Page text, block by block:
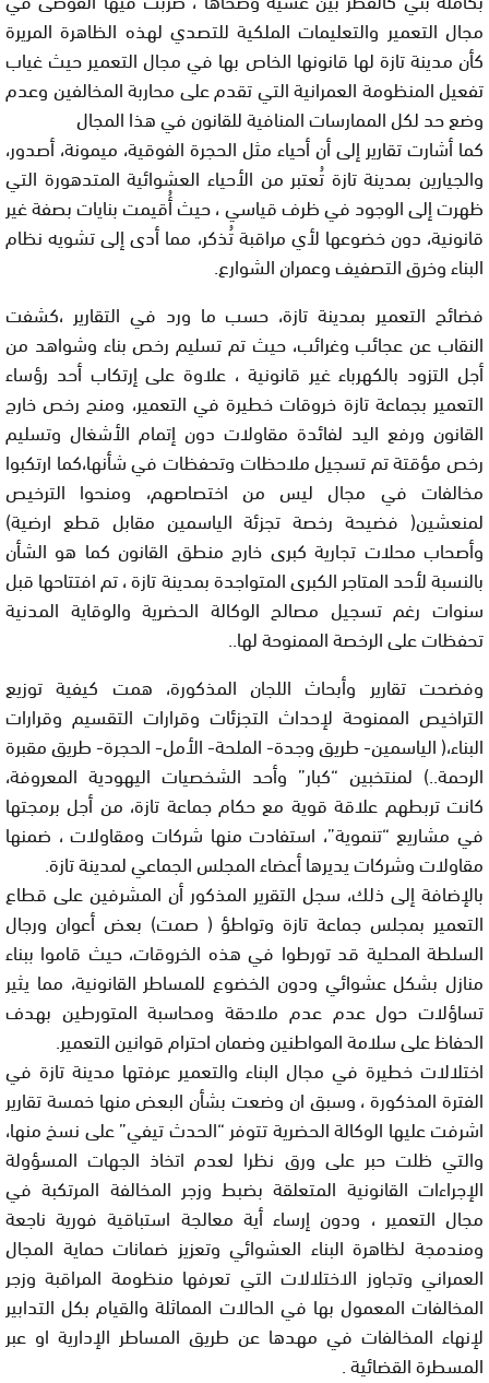
مجال التعمير والتعليمات الملكية للتصدي لهذه الظاهرة المريرة
كأن مدينة تازة لها قانونها الخاص بها في مجال التعمير حيث غياب
تفعيل المنظومة العمرانية التي تقدم على محاربة المخالفين وعدم
وضع حد لكل الممارسات المنافية للقانون في هذا المجال
كما أشارت تقارير إلى أن أحياء مثل الحجرة الفوقية، ميمونة، أصدور،
والجيارين بمدينة تازة تُعتبر من الأحياء العشوائية المتدهورة التي
ظهرت إلى الوجود في ظرف قياسي ، حيث أُقيمت بنايات بصفة غير
قانونية، دون خضوعها لأي مراقبة تُذكر، مما أدى إلى تشويه نظام
البناء وخرق التصفيف وعمران الشوارع.
فضائح التعمير بمدينة تازة، حسب ما ورد في التقارير ،كشفت
النقاب عن عجائب وغرائب، حيث تم تسليم رخص بناء وشواهد من
أجل التزود بالكهرباء غير قانونية ، علاوة على إرتكاب أحد رؤساء
التعمير بجماعة تازة خروقات خطيرة في التعمير، ومنح رخص خارج
القانون ورفع اليد لفائدة مقاولات دون إتمام الأشغال وتسليم
رخص مؤقتة تم تسجيل ملاحظات وتحفظات في شأنها،كما ارتكبوا
مخالفات في مجال ليس من اختصاصهم، ومنحوا الترخيص
لمنعشين( فضيحة رخصة تجزئة الياسمين مقابل قطع ارضية)
وأصحاب محلات تجارية كبرى خارج منطق القانون كما هو الشأن
بالنسبة لأحد المتاجر الكبرى المتواجدة بمدينة تازة ، تم افتتاحها قبل
سنوات رغم تسجيل مصالح الوكالة الحضرية والوقاية المدنية
تحفظات على الرخصة الممنوحة لها..
وفضحت تقارير وأبحاث اللجان المذكورة، همت كيفية توزيع
التراخيص الممنوحة لإحداث التجزئات وقرارات التقسيم وقرارات
البناء،( الياسمين- طريق وجدة- الملحة- الأمل- الحجرة- طريق مقبرة
الرحمة..) لمنتخبين “كبار” وأحد الشخصيات اليهودية المعروفة،
كانت تربطهم علاقة قوية مع حكام جماعة تازة، من أجل برمجتها
في مشاريع “تنموية”، استفادت منها شركات ومقاولات ، ضمنها
مقاولات وشركات يديرها أعضاء المجلس الجماعي لمدينة تازة.
بالإضافة إلى ذلك، سجل التقرير المذكور أن المشرفين على قطاع
التعمير بمجلس جماعة تازة وتواطؤ ( صمت) بعض أعوان ورجال
السلطة المحلية قد تورطوا في هذه الخروقات، حيث قاموا ببناء
منازل بشكل عشوائي ودون الخضوع للمساطر القانونية، مما يثير
تساؤلات حول عدم عدم ملاحقة ومحاسبة المتورطين بهدف
الحفاظ على سلامة المواطنين وضمان احترام قوانين التعمير.
اختلالات خطيرة في مجال البناء والتعمير عرفتها مدينة تازة في
الفترة المذكورة ، وسبق ان وضعت بشأن البعض منها خمسة تقارير
اشرفت عليها الوكالة الحضرية تتوفر “الحدث تيفي” على نسخ منها،
والتي ظلت حبر على ورق نظرا لعدم اتخاذ الجهات المسؤولة
الإجراءات القانونية المتعلقة بضبط وزجر المخالفة المرتكبة في
مجال التعمير ، ودون إرساء أية معالجة استباقية فورية ناجعة
ومندمجة لظاهرة البناء العشوائي وتعزيز ضمانات حماية المجال
العمراني وتجاوز الاختلالات التي تعرفها منظومة المراقبة وزجر
المخالفات المعمول بها في الحالات المماثلة والقيام بكل التدابير
لإنهاء المخالفات في مهدها عن طريق المساطر الإدارية او عبر
المسطرة القضائية .